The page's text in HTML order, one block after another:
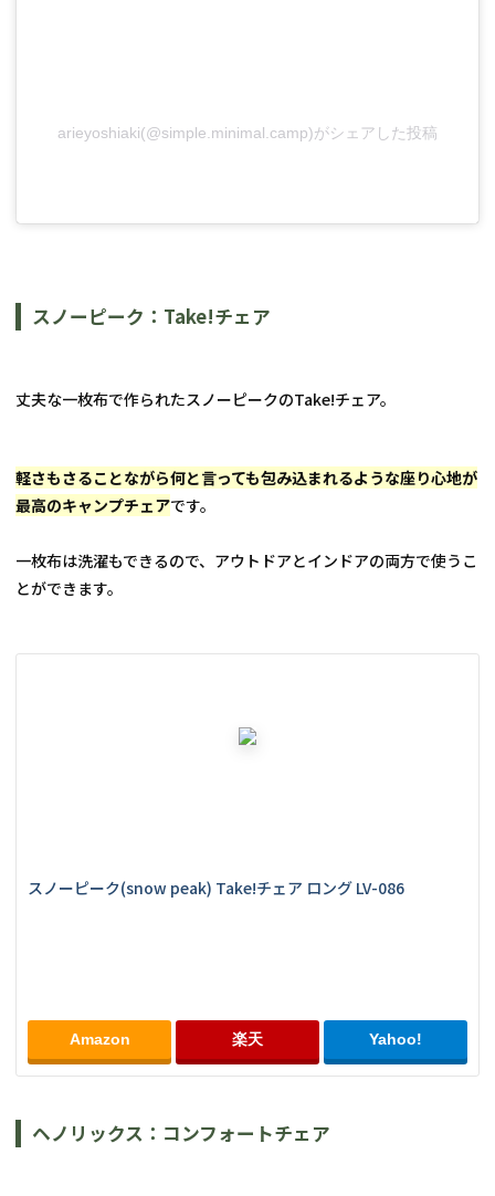
arieyoshiaki(@simple.minimal.camp)がシェアした投稿
スノーピーク：Take!チェア
丈夫な一枚布で作られたスノーピークのTake!チェア。
軽さもさることながら何と言っても包み込まれるような座り心地が
最高のキャンプチェアです。
一枚布は洗濯もできるので、アウトドアとインドアの両方で使うこ
とができます。
スノーピーク(snow peak) Take!チェア ロング LV-086
Amazon 楽天 Yahoo!
ヘノリックス：コンフォートチェア